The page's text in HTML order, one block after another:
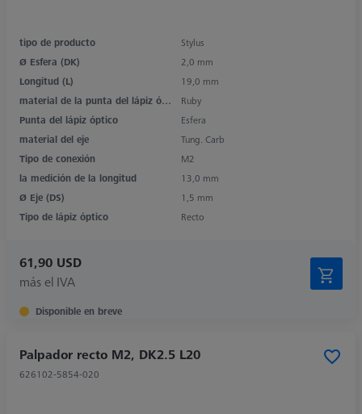
tipo de producto
Stylus
Ø Esfera (DK)
2,0 mm
Longitud (L)
19,0 mm
material de la punta del lápiz óptico
Ruby
Punta del lápiz óptico
Esfera
material del eje
Tung. Carb
Tipo de conexión
M2
la medición de la longitud
13,0 mm
Ø Eje (DS)
1,5 mm
Tipo de lápiz óptico
Recto
61,90 USD
más el IVA
Disponible en breve
Palpador recto M2, DK2.5 L20
626102-5854-020